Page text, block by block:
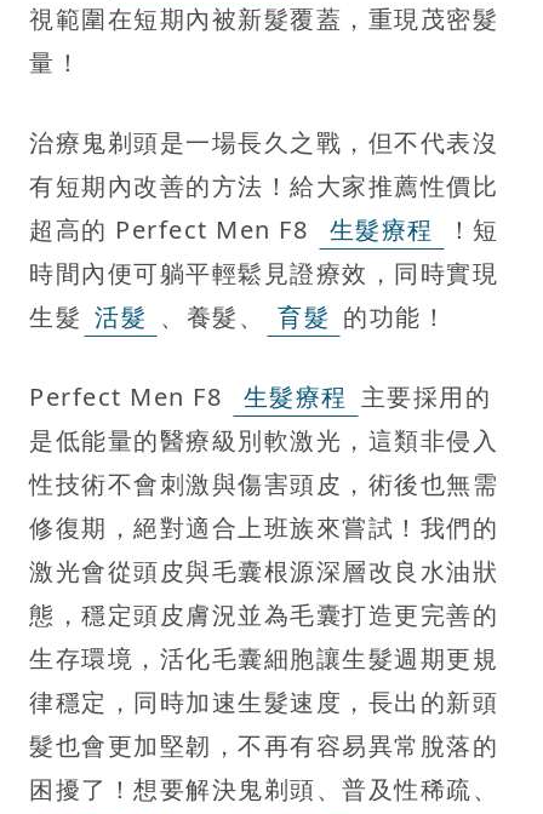
視範圍在短期內被新髮覆蓋，重現茂密髮
量！
治療鬼剃頭是一場長久之戰，但不代表沒
有短期內改善的方法！給大家推薦性價比
超高的 Perfect Men F8
生髮療程
！短
時間內便可躺平輕鬆見證療效，同時實現
生髮 活髮 、養髮、 育髮 的功能！
Perfect Men F8 生髮療程 主要採用的
是低能量的醫療級別軟激光，這類非侵入
性技術不會刺激與傷害頭皮，術後也無需
修復期，絕對適合上班族來嘗試！我們的
激光會從頭皮與毛囊根源深層改良水油狀
態，穩定頭皮膚況並為毛囊打造更完善的
生存環境，活化毛囊細胞讓生髮週期更規
律穩定，同時加速生髮速度，長出的新頭
髮也會更加堅韌，不再有容易異常脫落的
困擾了！想要解決鬼剃頭、普及性稀疏、